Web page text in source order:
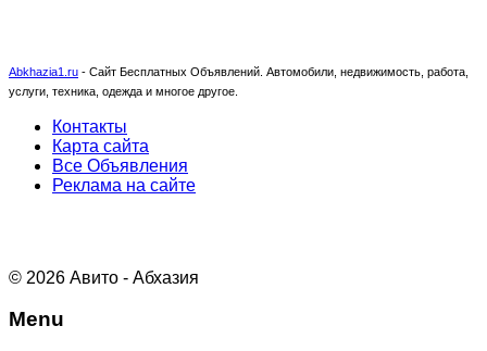
Abkhazia1.ru - Сайт Бесплатных Объявлений. Автомобили, недвижимость, работа,
услуги, техника, одежда и многое другое.
Контакты
Карта сайта
Все Объявления
Реклама на сайте
© 2026 Авито - Абхазия
Menu